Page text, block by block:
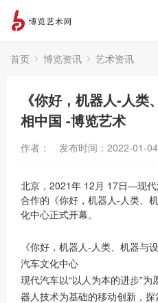
首页 博览资讯 艺术资讯
《你好，机器人-人
相中国 -博览艺术
作者： 发布时间：2022-01-04
北京，2021年 12月 17日—现
合作的《你好，机器人-人类、
化中心正式开幕。
《你好，机器人-人类、机器与
汽车文化中心
现代汽车以“以人为本的进步”
器人技术为基础的移动创新，